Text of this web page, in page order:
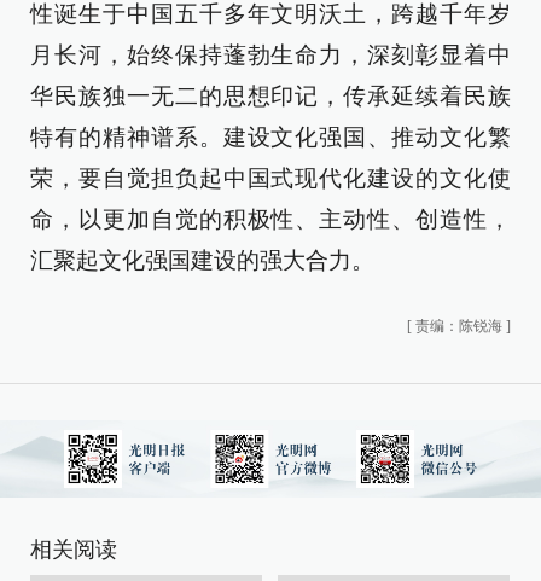
性诞生于中国五千多年文明沃土，跨越千年岁
月长河，始终保持蓬勃生命力，深刻彰显着中
华民族独一无二的思想印记，传承延续着民族
特有的精神谱系。建设文化强国、推动文化繁
荣，要自觉担负起中国式现代化建设的文化使
命，以更加自觉的积极性、主动性、创造性，
汇聚起文化强国建设的强大合力。
[ 责编：陈锐海 ]
相关阅读